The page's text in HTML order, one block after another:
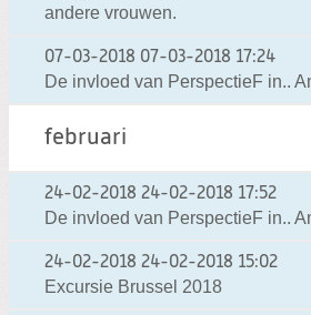
andere vrouwen.
07-03-2018 07-03-2018 17:24
De invloed van PerspectieF in..
februari
24-02-2018 24-02-2018 17:52
De invloed van PerspectieF in..
24-02-2018 24-02-2018 15:02
Excursie Brussel 2018